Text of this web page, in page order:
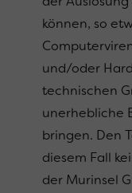
können, so
und/oder
technischen
unerhebliche
bringen. Den
diesem Fall
der Murinsel